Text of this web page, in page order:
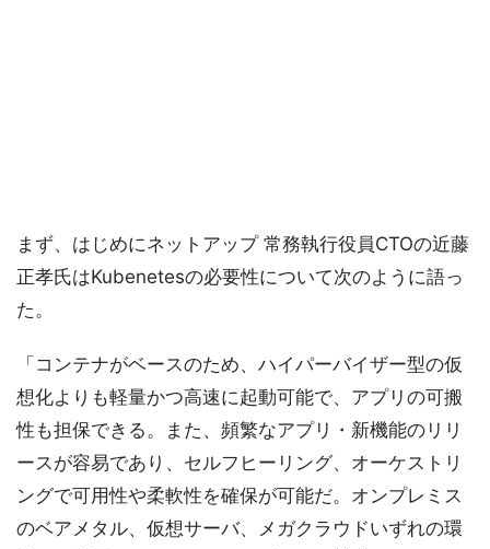
まず、はじめにネットアップ 常務執行役員CTOの近藤
正孝氏はKubenetesの必要性について次のように語っ
た。
「コンテナがベースのため、ハイパーバイザー型の仮
想化よりも軽量かつ高速に起動可能で、アプリの可搬
性も担保できる。また、頻繁なアプリ・新機能のリリ
ースが容易であり、セルフヒーリング、オーケストリ
ングで可用性や柔軟性を確保が可能だ。オンプレミス
のベアメタル、仮想サーバ、メガクラウドいずれの環